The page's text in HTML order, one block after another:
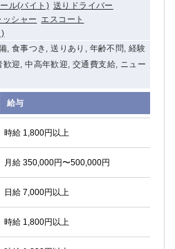
ル(バイト) 送りドライバー
ッシャー エスコート
)
, 食事つき, 送りあり, 年齢不問, 経験
歓迎, 中高年歓迎, 交通費支給, ニュー
給与
時給 1,800円以上
月給 350,000円〜500,000円
日給 7,000円以上
時給 1,800円以上